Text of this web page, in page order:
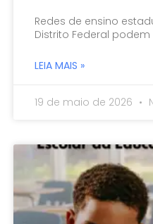
Redes de ensino
Distrito Federal
LEIA MAIS »
19 de maio de 2026